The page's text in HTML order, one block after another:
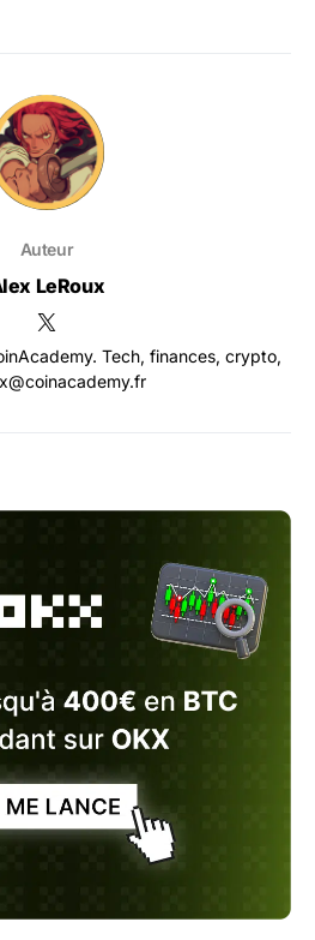
Auteur
LeRoux
Tech, finances, crypto,